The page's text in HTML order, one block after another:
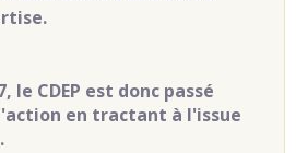
le CDEP est donc passé
en tractant à l'issue